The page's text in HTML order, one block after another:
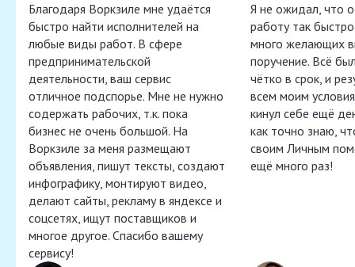
Благодаря Воркзиле мне удаётся
быстро найти исполнителей на
любые виды работ. В сфере
предпринимательской
деятельности, ваш сервис
отличное подспорье. Мне не нужно
содержать рабочих, т.к. пока
бизнес не очень большой. На
Воркзиле за меня размещают
объявления, пишут тексты, создают
инфографику, монтируют видео,
делают сайты, рекламу в яндексе и
соцсетях, ищут поставщиков и
многое другое. Спасибо вашему
сервису!
Я не ожидал, что
работу так
много желающих
поручение. Всё
чётко в срок, и
всем моим
кинул себе ещё
как точно знаю,
своим Личным
ещё много раз!